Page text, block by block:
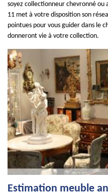
soyez collectionneur chevronné
11 met à votre disposition son
pointues pour vous guider dans le
donneront vie à votre collection.
Estimation meuble